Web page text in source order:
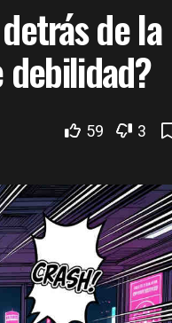
de la
debilidad?
59 3